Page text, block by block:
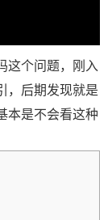
个问题，刚入
，后期发现就是
本是不会看这种